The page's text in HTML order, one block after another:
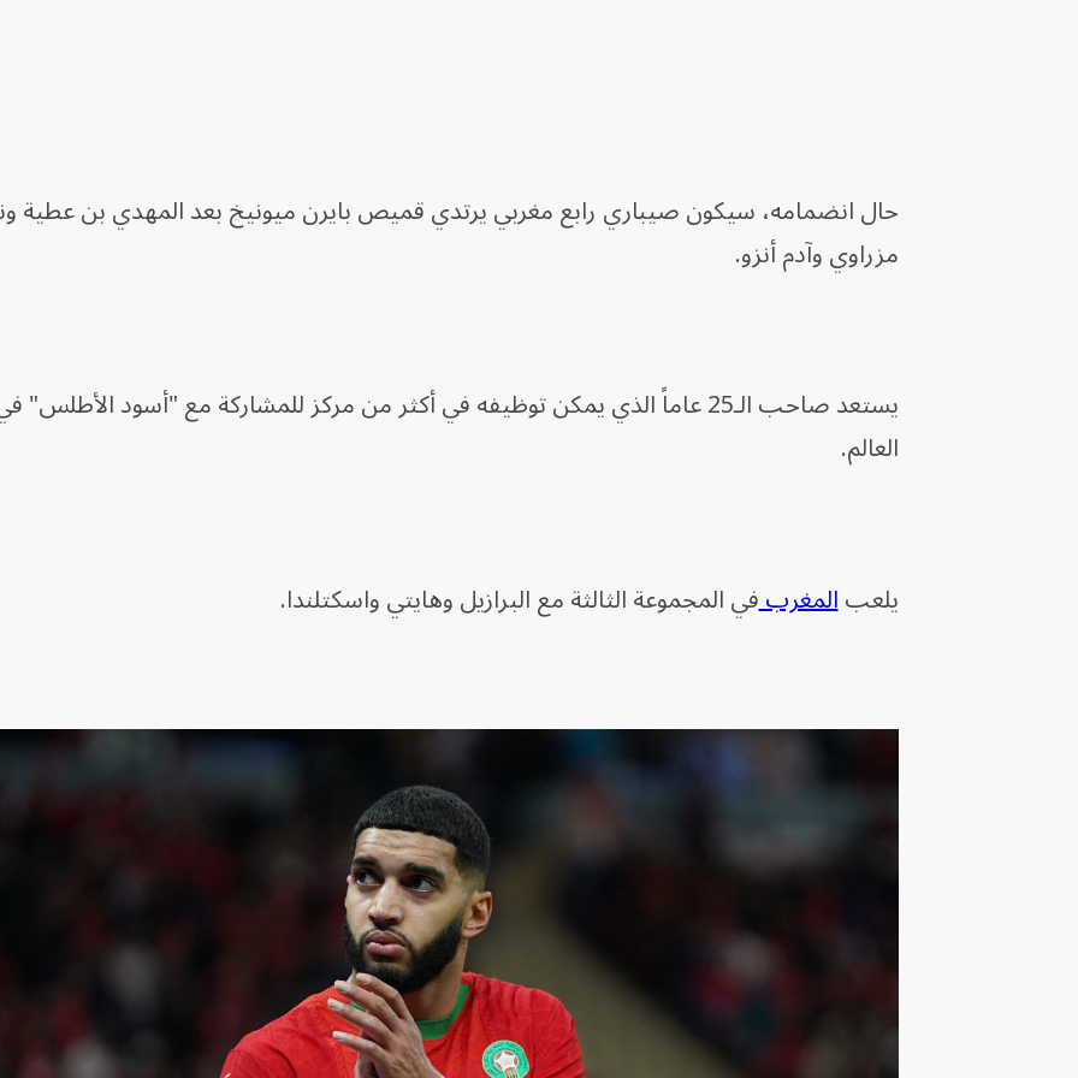
حال انضمامه، سيكون صيباري رابع مغربي يرتدي قميص بايرن ميونيخ بعد المهدي بن عطية
مزراوي وآدم أنزو.
يستعد صاحب الـ25 عاماً الذي يمكن توظيفه في أكثر من مركز للمشاركة مع "أسود
العالم.
يلعبالمغربفي المجموعة الثالثة مع البرازيل وهايتي واسكتلندا.